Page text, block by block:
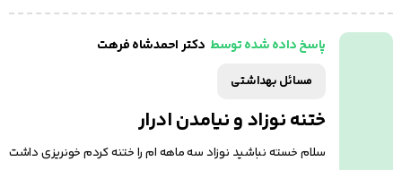
پاسخ داده شده توسط دکتر احمدشاه فرهت
مسائل بهداشتی
ختنه نوزاد و نیامدن ادرار
سلام خسته‌ نباشید نوزاد سه ماهه ام را ختنه کردم خونریزی داشت